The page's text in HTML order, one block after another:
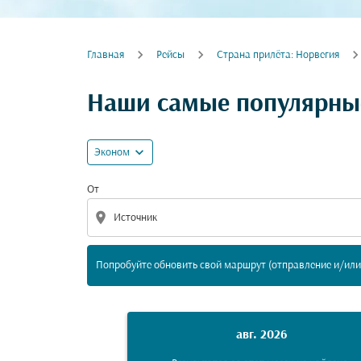
Главная Рейсы Cтрана прилёта: Норвегия
Наши самые
Эконом expand_more
От
location_on
Попробуйте обновить свой маршрут (отправление и/
Попробуйте обновить свой маршрут
авг. 2026